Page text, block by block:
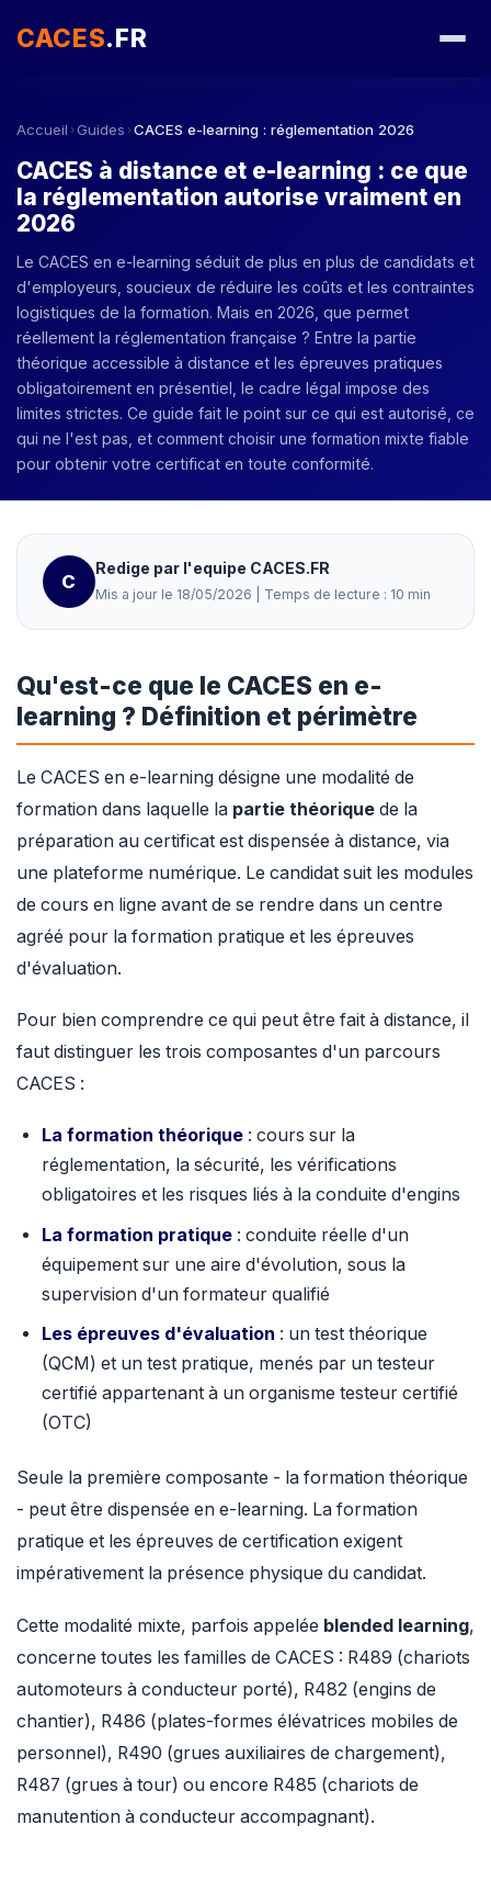
CACES.FR
Accueil › Guides ›CACES e-learning : réglementation 2026
CACES à distance et e-learning : ce que
la réglementation autorise vraiment en
2026
Le CACES en e-learning séduit de plus en plus de candidats et
d'employeurs, soucieux de réduire les coûts et les contraintes
logistiques de la formation. Mais en 2026, que permet
réellement la réglementation française ? Entre la partie
théorique accessible à distance et les épreuves pratiques
obligatoirement en présentiel, le cadre légal impose des
limites strictes. Ce guide fait le point sur ce qui est autorisé, ce
qui ne l'est pas, et comment choisir une formation mixte fiable
pour obtenir votre certificat en toute conformité.
C
Redige par l'equipe CACES.FR
Mis a jour le 18/05/2026 | Temps de lecture : 10 min
Qu'est-ce que le CACES en e-
learning ? Définition et périmètre
Le CACES en e-learning désigne une modalité de
formation dans laquelle la partie théorique de la
préparation au certificat est dispensée à distance, via
une plateforme numérique. Le candidat suit les modules
de cours en ligne avant de se rendre dans un centre
agréé pour la formation pratique et les épreuves
d'évaluation.
Pour bien comprendre ce qui peut être fait à distance, il
faut distinguer les trois composantes d'un parcours
CACES :
La formation théorique: cours sur la
réglementation, la sécurité, les vérifications
obligatoires et les risques liés à la conduite d'engins
La formation pratique: conduite réelle d'un
équipement sur une aire d'évolution, sous la
supervision d'un formateur qualifié
Les épreuves d'évaluation : un test théorique
(QCM) et un test pratique, menés par un testeur
certifié appartenant à un organisme testeur certifié
(OTC)
Seule la première composante - la formation théorique
- peut être dispensée en e-learning. La formation
pratique et les épreuves de certification exigent
impérativement la présence physique du candidat.
Cette modalité mixte, parfois appelée blended learning,
concerne toutes les familles de CACES : R489 (chariots
automoteurs à conducteur porté), R482 (engins de
chantier), R486 (plates-formes élévatrices mobiles de
personnel), R490 (grues auxiliaires de chargement),
R487 (grues à tour) ou encore R485 (chariots de
manutention à conducteur accompagnant).